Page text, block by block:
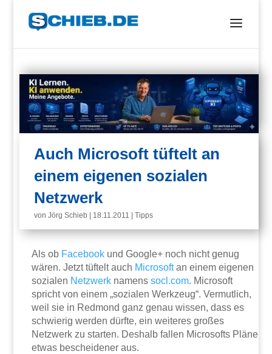
Auch Microsoft tüftelt an
einem eigenen sozialen
Netzwerk
vonJörg Schieb 18.11.2011 |Tipps
Als ob Facebook und Google+ noch nicht genug
wären. Jetzt tüftelt auch Microsoftan einem eigenen
sozialen Netzwerk namenssocl.com. Microsoft
spricht von einem „sozialen Werkzeug“. Vermutlich,
weil sie in Redmond ganz genau wissen, dass es
schwierig werden dürfte, ein weiteres großes
Netzwerk zu starten. Deshalb fallen Microsofts Pläne
etwas bescheidener aus.